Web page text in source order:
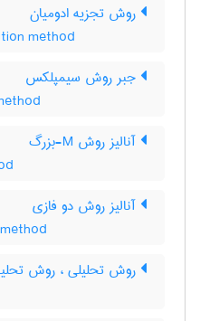
روش تجزیه ادومیان
method
جبر روش سیمپلکس
آنالیز روش M-بزرگ
آنالیز روش دو فازی
روش تحلیلی ، روش